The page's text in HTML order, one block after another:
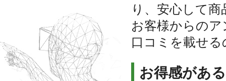
り、安心して
お客様からの
口コミを載せ
お得感がある